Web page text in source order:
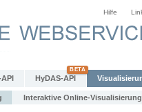
Hilfe
API HyDAS-API
Interaktive Online-Visualisierung